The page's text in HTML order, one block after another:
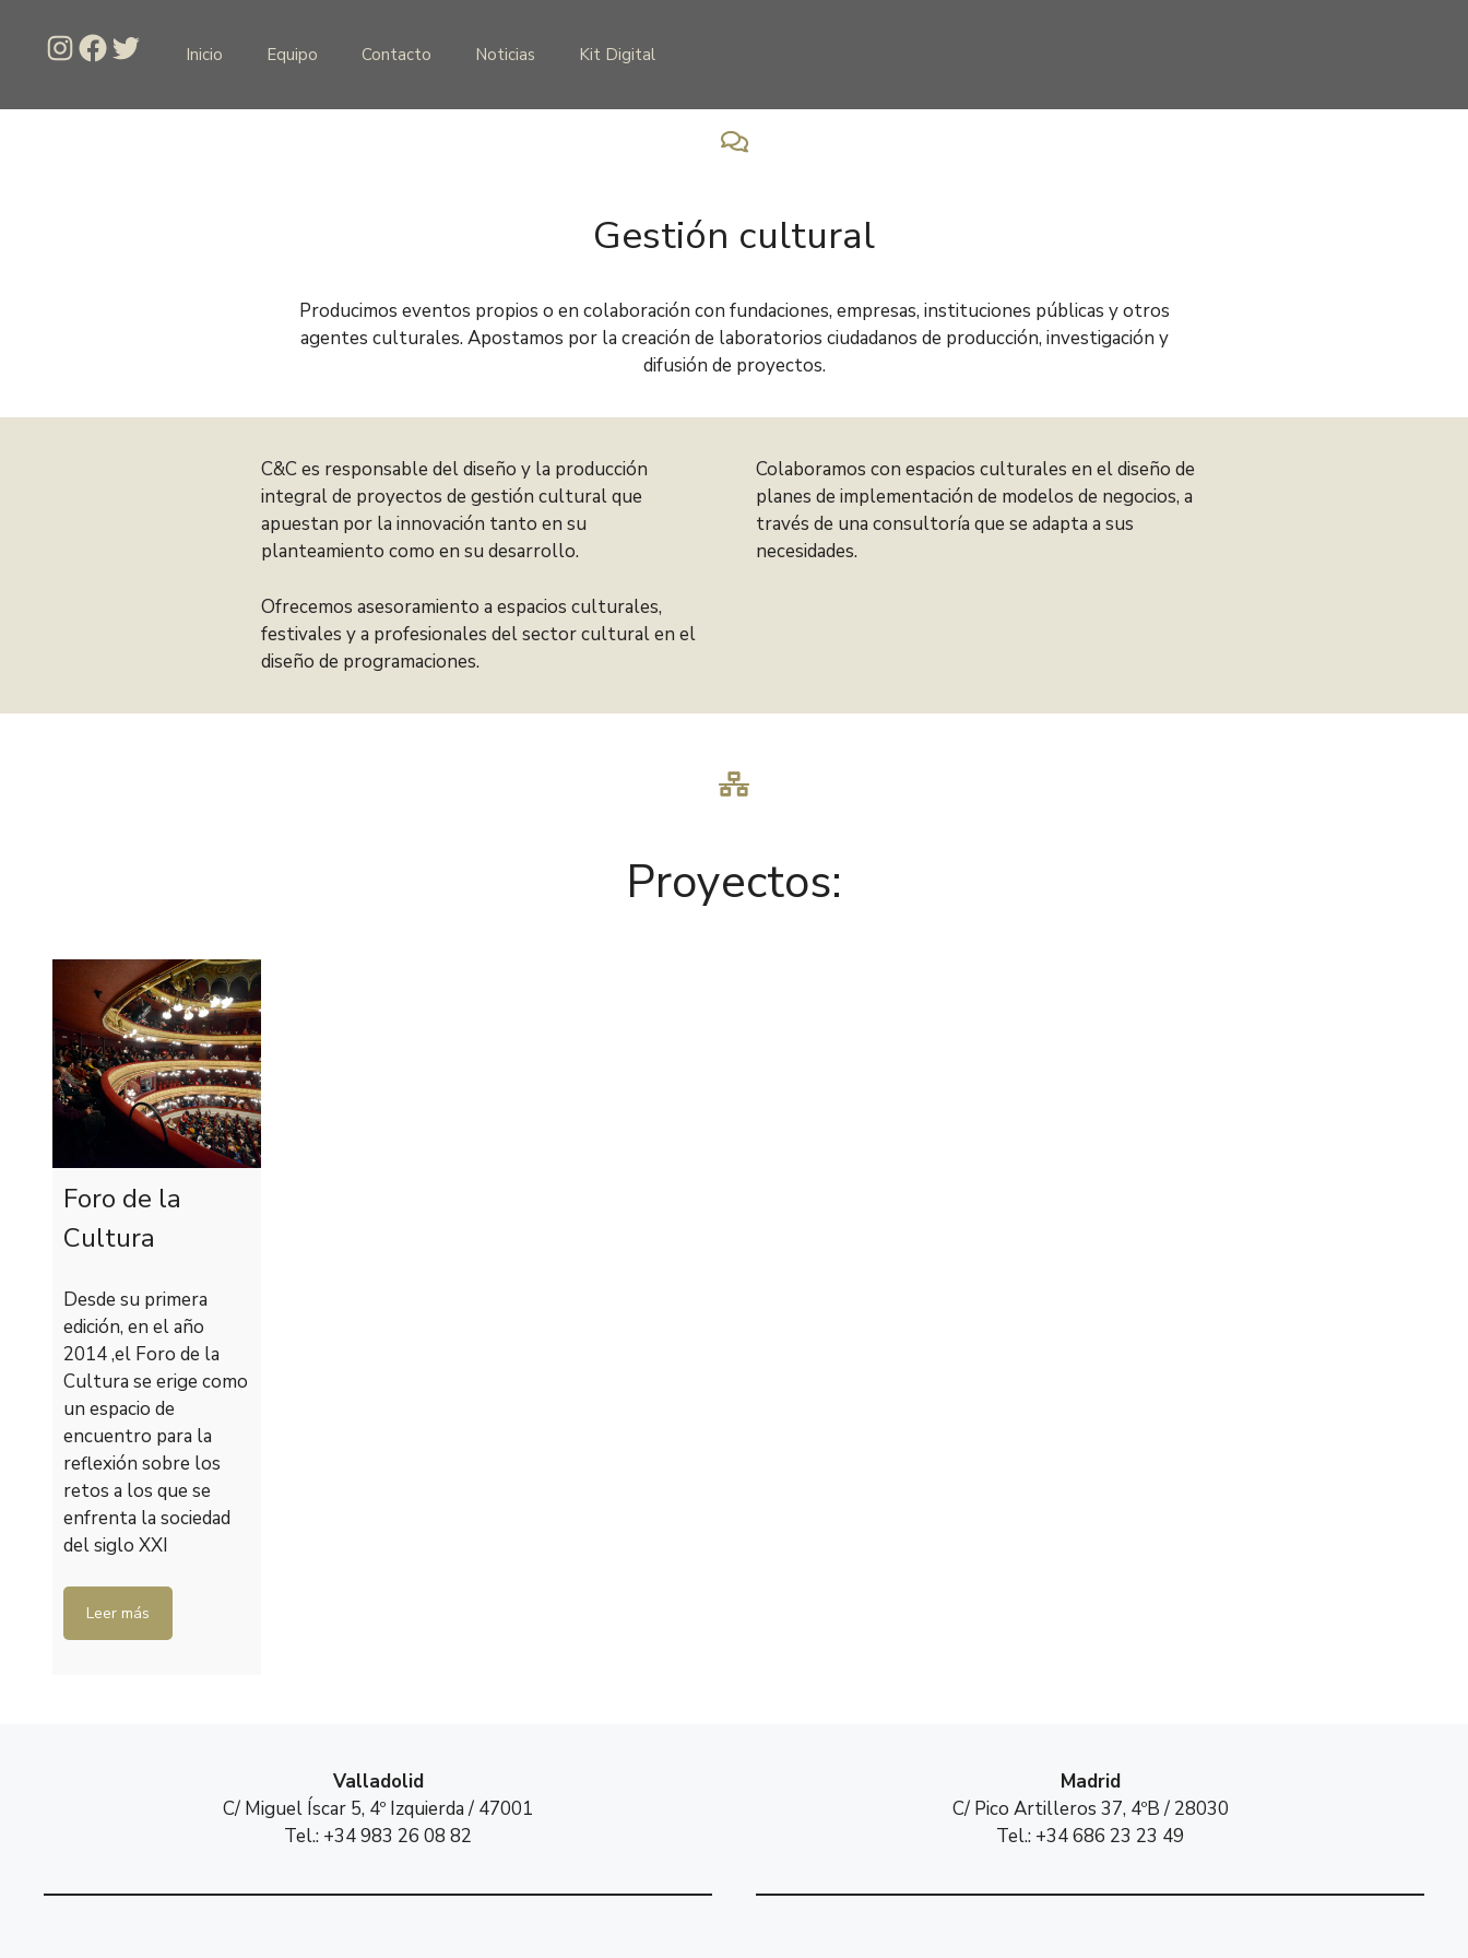
contenido
Inicio Equipo Contacto Noticias Kit Digital
Instagram
Facebook
Twitter
Gestión cultural
Producimos eventos propios o en colaboración con fundaciones, empresas, instituciones públicas y otros
agentes culturales. Apostamos por la creación de laboratorios ciudadanos de producción, investigación y
difusión de proyectos.
C&C es responsable del diseño y la producción
integral de proyectos de gestión cultural que
apuestan por la innovación tanto en su
planteamiento como en su desarrollo.
Ofrecemos asesoramiento a espacios culturales,
festivales y a profesionales del sector cultural en el
diseño de programaciones.
Colaboramos con espacios culturales en el diseño de
planes de implementación de modelos de negocios, a
través de una consultoría que se adapta a sus
necesidades.
Proyectos:
Foro de la
Cultura
Desde su primera
edición, en el año
2014 ,el Foro de la
Cultura se erige como
un espacio de
encuentro para la
reflexión sobre los
retos a los que se
enfrenta la sociedad
del siglo XXI
Leer más
Valladolid
C/ Miguel Íscar 5, 4º Izquierda / 47001
Tel.: +34 983 26 08 82
Madrid
C/ Pico Artilleros 37, 4ºB / 28030
Tel.: +34 686 23 23 49